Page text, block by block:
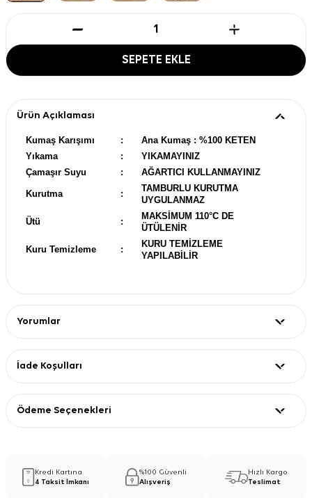
SEPETE EKLE
Ürün Açıklaması
Kumaş Karışımı :
Ana Kumaş : %100 KETEN
Yıkama
:
YIKAMAYINIZ
Çamaşır Suyu
: AĞARTICI KULLANMAYINIZ
Kurutma :
TAMBURLU KURUTMA
UYGULANMAZ
Ütü :
MAKSİMUM 110°C DE
ÜTÜLENİR
Kuru Temizleme :
KURU TEMİZLEME
YAPILABİLİR
Yorumlar
İade Koşulları
Ödeme Seçenekleri
Kredi Kartına
4 Taksit İmkanı
%100 Güvenli
Alışveriş
Hızlı Kargo
Teslimat